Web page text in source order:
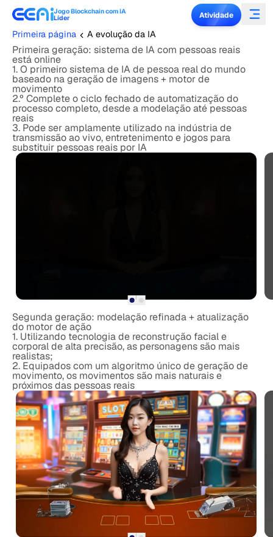
Jogo Blockchain com IA
Líder
Atividade
Primeira página A evolução da IA
Primeira geração: sistema de IA com pessoas reais
está online
1. O primeiro sistema de IA de pessoa real do mundo
baseado na geração de imagens + motor de
movimento
2.º Complete o ciclo fechado de automatização do
processo completo, desde a modelação até pessoas
reais
3. Pode ser amplamente utilizado na indústria de
transmissão ao vivo, entretenimento e jogos para
substituir pessoas reais por IA
Segunda geração: modelação refinada + atualização
do motor de ação
1. Utilizando tecnologia de reconstrução facial e
corporal de alta precisão, as personagens são mais
realistas;
2. Equipados com um algoritmo único de geração de
movimento, os movimentos são mais naturais e
próximos das pessoas reais